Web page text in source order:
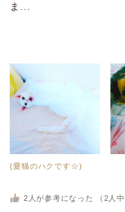
ま...
(愛猫のハクです☆)
2 人が参考になった （ 2 人中